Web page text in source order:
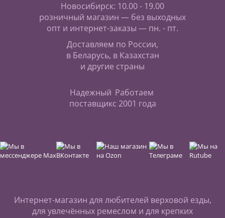
Новосибирск: 10.00 - 19.00
розничный магазин — без выходных
опт и интернет-заказы — пн. - пт.
Доставляем по России,
в Беларусь, в Казахстан
и другие страны
Надежный
поставщик
Работаем
с 2001 года
Интернет-магазин для любителей верховой езды,
для увлечённых ремеслом и для крепких